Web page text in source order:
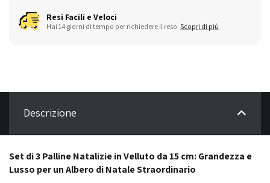
Resi Facili e Veloci
Hai 14 giorni di tempo per richiedere il reso. Scopri di più
Descrizione
Set di 3 Palline Natalizie in Velluto da 15 cm: Grandezza e
Lusso per un Albero di Natale Straordinario